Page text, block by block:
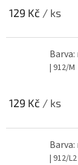
129 Kč / ks
| 912/M
129 Kč / ks
| 912/L2